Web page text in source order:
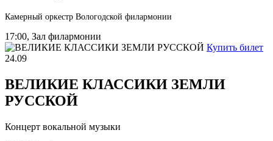
Камерный оркестр Вологодской филармонии
17:00, Зал филармонии
Купить билет
24.09
ВЕЛИКИЕ КЛАССИКИ ЗЕМЛИ
РУССКОЙ
Концерт вокальной музыки